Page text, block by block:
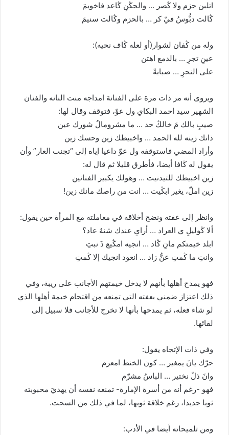
اتلبن حزم ولا ڭصر … والحڭنِ ڭاعد فاخويمَ
ڭالت دبُّوسُ فيّ كر … بالحزم وڭالت سنيمَ
وله من ڭفان لشوار(أو لعله ڭاف نحيه):
عينِ تجرِ … بالدمع اهتن
على النحرِ … صبابةً
ويروى أنه مر ذات مرة على الفنانة امداجه منت النانه والفنان
الشهير سيد احمد البكاي ول عوّ، فتوقف وقال لها:
صيبِ بالك مَ خالڭ حد … ما مشرومالُ شورك عين
ذاتك زينه لله الحمد … واخبيطك زين وحسك زين
وأراد المضي فاستوقفه ول عوّ داعيا إياه إلى “تجنب العار” وأن
يقول له ڭافا أيضا، فأطرق قليلا ثم قال له:
زين اخبيطك للتيدنيت … وهولك يكبير الفنانين
زين املّ، يغير ابڭيت … انت من راصك مانك زين!
وانظر إلى عفته ونضج أخلاقه في معاملته مع المرأة حين يقول:
ألا ڭوليلِ ي العراد … أرايِ عندك شنهُ عاد؟
ابلد خيمتكم مانِ ڭاد … انجيه امڭيع ذَ نبتِ
وانتِ ما ڭمتِ عنُّ زاد … انعود انجيك إلا ڭمتِ
فهو يمدح أهلها بأنهم لا يدخل خيمتهم الأجانب على ريبة، وفي
ذلك اعتزاز ضمني بعفته التي تمنعه من اقتحام خيمة أهلها الذي
لو شاء فعله، ثم يمدحها بأنها لا تخرج للأجانب فلا سبيل إلى
لقائها.
وفي ذات الإتجاه يقول:
حرّك يانَ يمغير … كون الخنط امعرم
وانَ ذلّ نختير … الباسُ مشرّم
فهو -رغم أنه من أسرة الإمارة- تمنعه نفسه أن يهديَ محبوبته
ثوبا جديدا، رغم خلاقة ثوبها، لما في ذلك من السحت.
ومن تلميحاته أيضا في الأدب: